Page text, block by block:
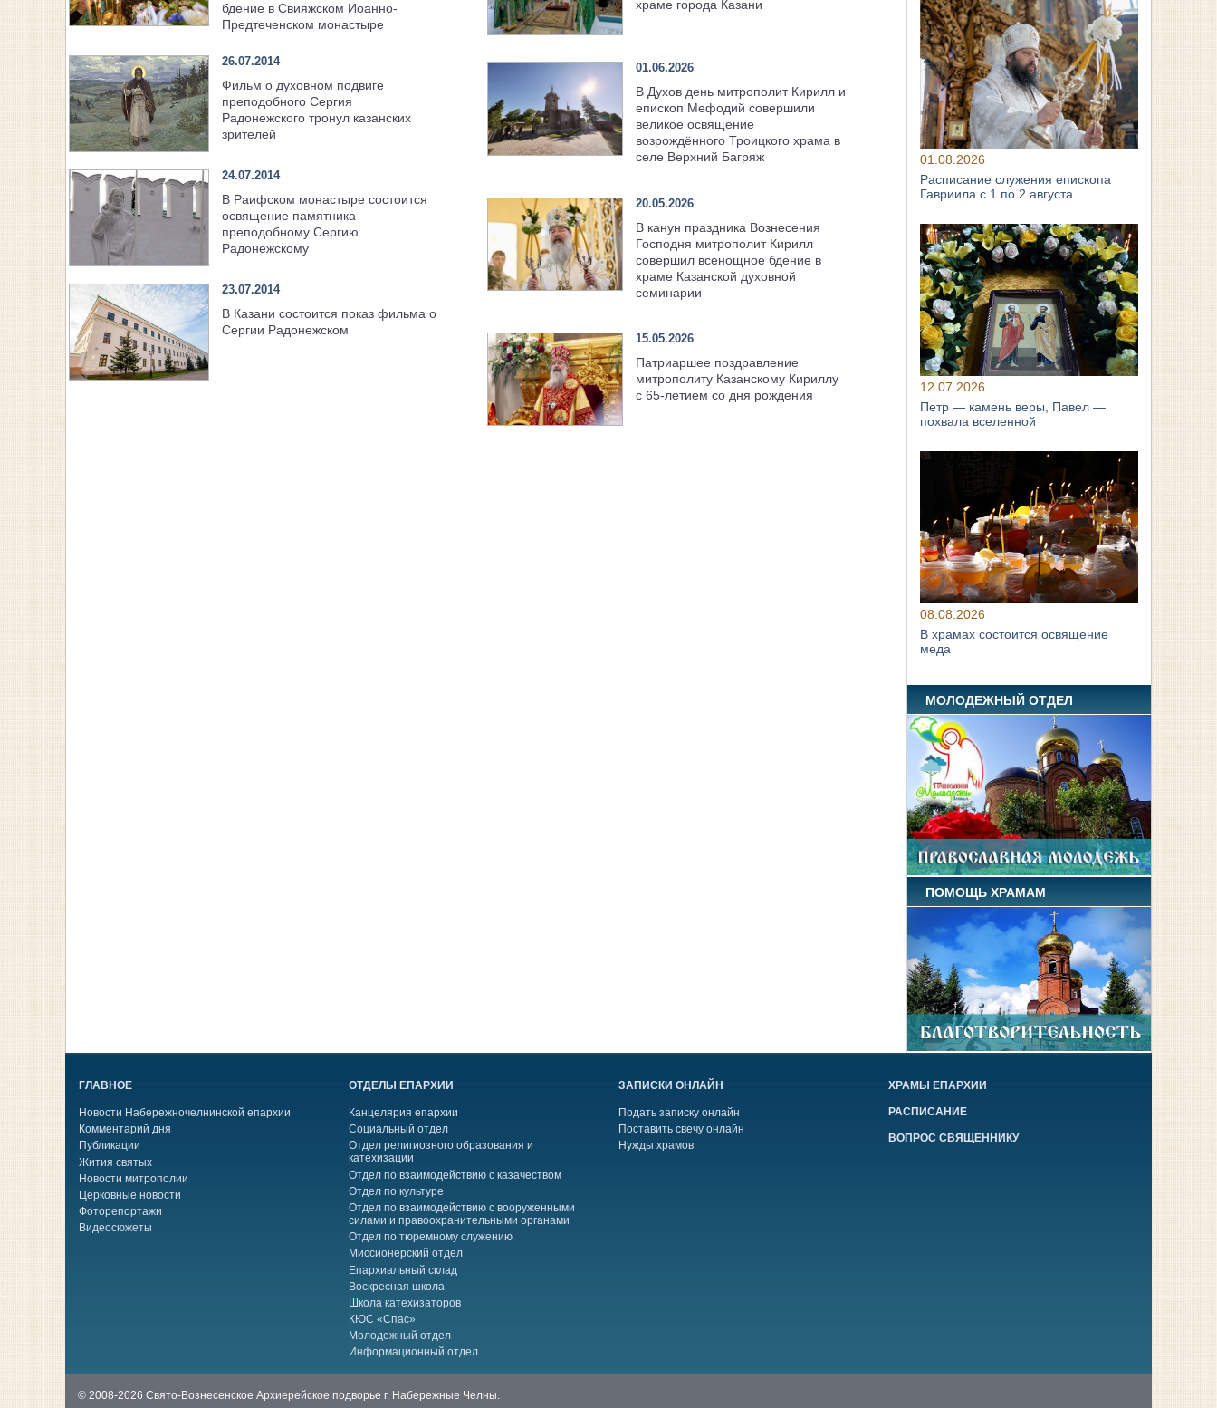
бдение в Свияжском Иоанно-
Предтеченском монастыре
26.07.2014
Фильм о духовном подвиге
преподобного Сергия
Радонежского тронул казанских
зрителей
24.07.2014
В Раифском монастыре состоится
освящение памятника
преподобному Сергию
Радонежскому
23.07.2014
В Казани состоится показ фильма о
Сергии Радонежском
храме города Казани
01.06.2026
В Духов день митрополит Кирилл и
епископ Мефодий совершили
великое освящение
возрождённого Троицкого храма в
селе Верхний Багряж
20.05.2026
В канун праздника Вознесения
Господня митрополит Кирилл
совершил всенощное бдение в
храме Казанской духовной
семинарии
15.05.2026
Патриаршее поздравление
митрополиту Казанскому Кириллу
с 65-летием со дня рождения
01.08.2026
Расписание служения епископа
Гавриила с 1 по 2 августа
12.07.2026
Петр — камень веры, Павел —
похвала вселенной
08.08.2026
В храмах состоится освящение
меда
МОЛОДЕЖНЫЙ ОТДЕЛ
ПОМОЩЬ ХРАМАМ
ГЛАВНОЕ
Новости Набережночелнинской епархии
Комментарий дня
Публикации
Жития святых
Новости митрополии
Церковные новости
Фоторепортажи
Видеосюжеты
ОТДЕЛЫ ЕПАРХИИ
Канцелярия епархии
Социальный отдел
Отдел религиозного образования и
катехизации
Отдел по взаимодействию с казачеством
Отдел по культуре
Отдел по взаимодействию с вооруженными
силами и правоохранительными органами
Отдел по тюремному служению
Миссионерский отдел
Епархиальный склад
Воскресная школа
Школа катехизаторов
КЮС «Спас»
Молодежный отдел
Информационный отдел
ЗАПИСКИ ОНЛАЙН
Подать записку онлайн
Поставить свечу онлайн
Нужды храмов
ХРАМЫ ЕПАРХИИ
РАСПИСАНИЕ
ВОПРОС СВЯЩЕННИКУ
© 2008-2026 Свято-Вознесенское Архиерейское подворье г. Набережные Челны.